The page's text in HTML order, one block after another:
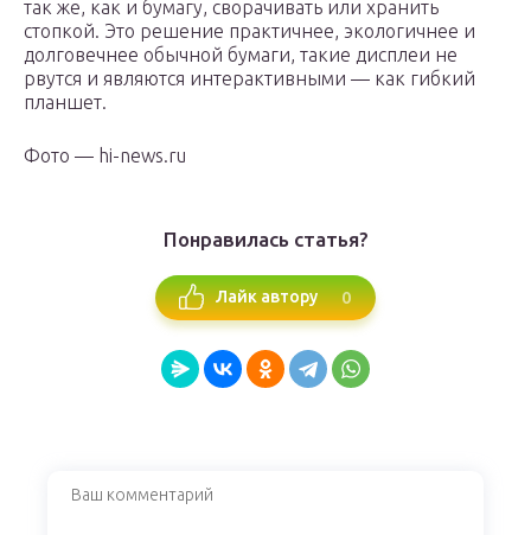
так же, как и бумагу, сворачивать или хранить
стопкой. Это решение практичнее, экологичнее и
долговечнее обычной бумаги, такие дисплеи не
рвутся и являются интерактивными — как гибкий
планшет.
Фото — hi-news.ru
Понравилась статья?
Лайк автору 0